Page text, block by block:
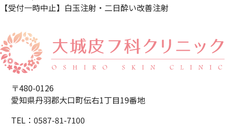
【受付一時中止】白玉注射・二日酔い改善注射
〒480-0126
愛知県丹羽郡大口町伝右1丁目19番地
TEL：0587-81-7100